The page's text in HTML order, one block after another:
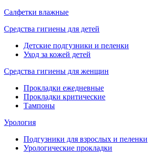
Салфетки влажные
Средства гигиены для детей
Детские подгузники и пеленки
Уход за кожей детей
Средства гигиены для женщин
Прокладки ежедневные
Прокладки критические
Тампоны
Урология
Подгузники для взрослых и пеленки
Урологические прокладки